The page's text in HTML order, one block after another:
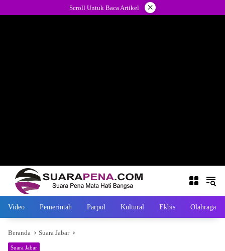
ke
Scroll Untuk Baca Artikel ×
Video Pemerintah Parpol Kultural Ekbis Olahraga
Beranda Suara Jabar
Suara Jabar